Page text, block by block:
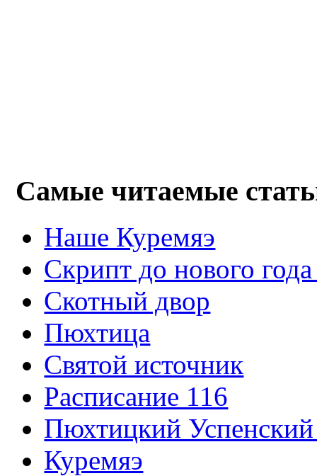
Самые читаемые
Наше Куремяэ
Скрипт до нового года
Cкотный двор
Пюхтица
Святой источник
Расписание 116
Пюхтицкий
Куремяэ